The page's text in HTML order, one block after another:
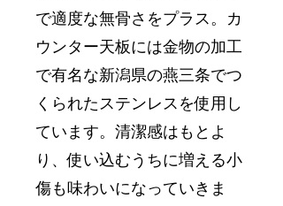
で適度な無骨さをプラス。カ
ウンター天板には金物の加工
で有名な新潟県の燕三条でつ
くられたステンレスを使用し
ています。清潔感はもとよ
り、使い込むうちに増える小
傷も味わいになっていきま